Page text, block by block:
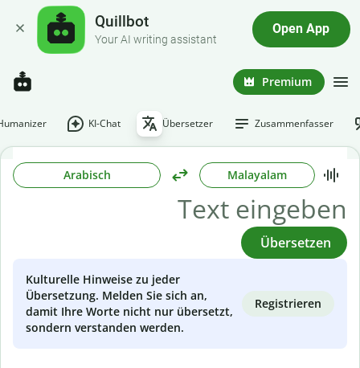
Quillbot
Your AI writing assistant
Open App
Premium
KI-Chat Übersetzer Zusammenfasser
Arabisch Malayalam
Übersetzen
Kulturelle Hinweise zu jeder
Übersetzung. Melden Sie sich an,
damit Ihre Worte nicht nur übersetzt,
sondern verstanden werden.
Registrieren